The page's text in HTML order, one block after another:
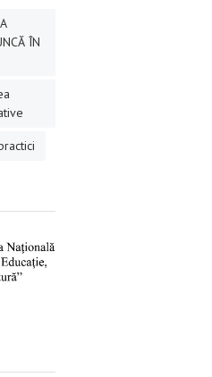
ÎN